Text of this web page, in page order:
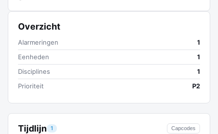
Tijdlijn 1 Capcodes
Overzicht
Alarmeringen
1
Eenheden
1
Disciplines
1
Prioriteit
P2